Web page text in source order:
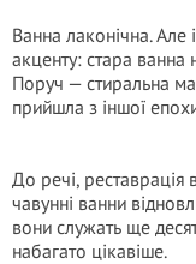
Ванна лаконічна. Але
акценту: стара ванна
Поруч — стиральна
прийшла з іншої
До речі, реставрація
чавунні ванни
вони служать ще
набагато цікавіше.